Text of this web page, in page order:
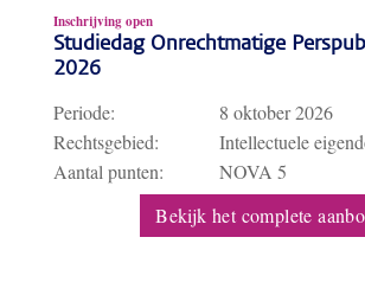
Inschrijving open
Studiedag Onrechtmatige
2026
Periode:
8 oktober 2026
Rechtsgebied:
Intellectuele
Aantal punten:
NOVA 5
Bekijk het complete